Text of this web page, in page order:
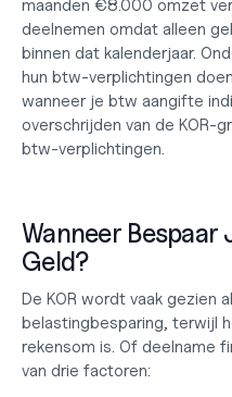
maanden €8.000 omzet
deelnemen omdat alleen
binnen dat kalenderjaar.
hun btw-verplichtingen
wanneer je btw aangifte
overschrijden van de KOR-
btw-verplichtingen.
Wanneer Bespaar
Geld?
De KOR wordt vaak gezien
belastingbesparing, terwijl
rekensom is. Of deelname
van drie factoren: